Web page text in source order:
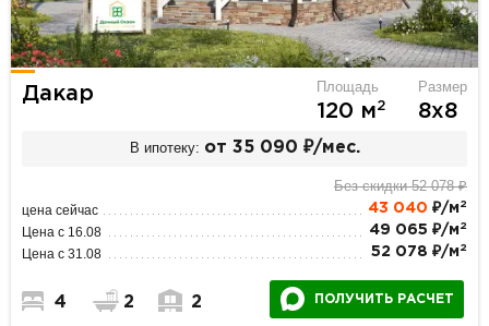
Дакар Площадь
120 м2
Размер
8х8
В ипотеку: от 35 090 ₽/мес.
Без скидки 52 078 ₽
цена сейчас 43 040 ₽/м 2
Цена с 16.08 49 065 ₽/м 2
Цена с 31.08 52 078 ₽/м 2
4 2 2 ПОЛУЧИТЬ РАСЧЕТ